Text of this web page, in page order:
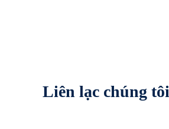
Liên lạc chúng